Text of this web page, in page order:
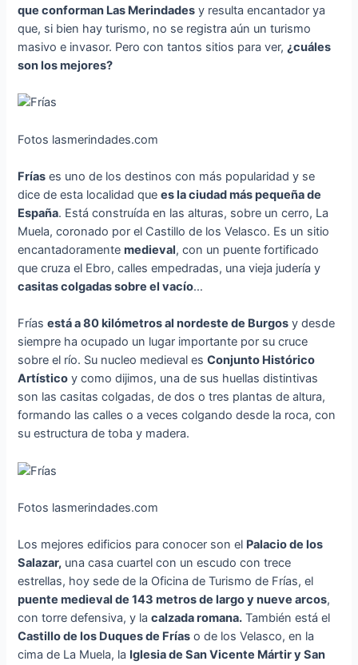
que conforman Las Merindades y resulta encantador ya
que, si bien hay turismo, no se registra aún un turismo
masivo e invasor. Pero con tantos sitios para ver,¿cuáles
son los mejores?
Fotos lasmerindades.com
Frías es uno de los destinos con más popularidad y se
dice de esta localidad quees la ciudad más pequeña de
España. Está construída en las alturas, sobre un cerro, La
Muela, coronado por el Castillo de los Velasco. Es un sitio
encantadoramentemedieval, con un puente fortificado
que cruza el Ebro, calles empedradas, una vieja judería y
casitas colgadas sobre el vacío…
Fríasestá a 80 kilómetros al nordeste de Burgos y desde
siempre ha ocupado un lugar importante por su cruce
sobre el río. Su nucleo medieval esConjunto Histórico
Artístico y como dijimos, una de sus huellas distintivas
son las casitas colgadas, de dos o tres plantas de altura,
formando las calles o a veces colgando desde la roca, con
su estructura de toba y madera.
Fotos lasmerindades.com
Los mejores edificios para conocer son el Palacio de los
Salazar, una casa cuartel con un escudo con trece
estrellas, hoy sede de la Oficina de Turismo de Frías, el
puente medieval de 143 metros de largo y nueve arcos,
con torre defensiva, y lacalzada romana. También está el
Castillo de los Duques de Frías o de los Velasco, en la
cima de La Muela, la Iglesia de San Vicente Mártir y San